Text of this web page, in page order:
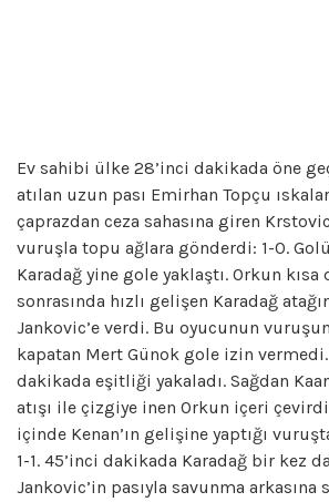
Ev sahibi ülke 28’inci dakikada öne
atılan uzun pası Emirhan Topçu
çaprazdan ceza sahasına giren
vuruşla topu ağlara gönderdi: 1-0.
Karadağ yine gole yaklaştı. Orkun kısa
sonrasında hızlı gelişen Karadağ
Jankovic’e verdi. Bu oyucunun
kapatan Mert Günok gole izin vermedi.
dakikada eşitliği yakaladı. Sağdan
atışı ile çizgiye inen Orkun içeri çevirdi.
içinde Kenan’ın gelişine yaptığı
1-1. 45’inci dakikada Karadağ bir kez
Jankovic’in pasıyla savunma arkasına